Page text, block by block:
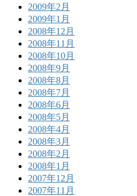
2009年2月
2009年1月
2008年12月
2008年11月
2008年10月
2008年9月
2008年8月
2008年7月
2008年6月
2008年5月
2008年4月
2008年3月
2008年2月
2008年1月
2007年12月
2007年11月